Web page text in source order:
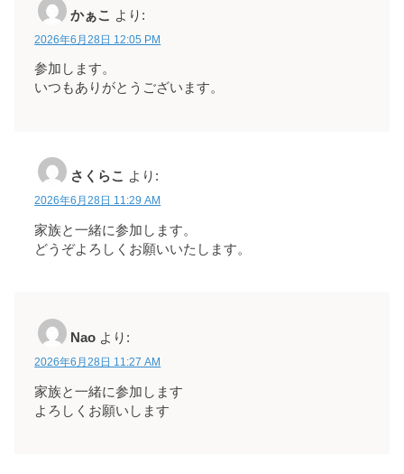
かぁこ より:
2026年6月28日 12:05 PM
参加します。
いつもありがとうございます。
さくらこ より:
2026年6月28日 11:29 AM
家族と一緒に参加します。
どうぞよろしくお願いいたします。
Nao より:
2026年6月28日 11:27 AM
家族と一緒に参加します
よろしくお願いします